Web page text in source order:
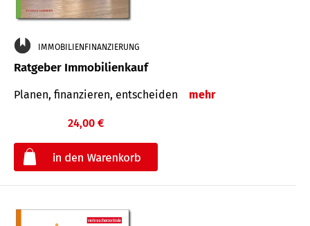
IMMOBILIENFINANZIERUNG
Ratgeber Immobilienkauf
Planen, finanzieren, entscheiden mehr
24,00 €